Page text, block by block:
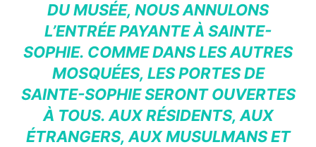
DU MUSÉE, NOUS ANNULONS
L’ENTRÉE PAYANTE À SAINTE-
SOPHIE. COMME DANS LES AUTRES
MOSQUÉES, LES PORTES DE
SAINTE-SOPHIE SERONT OUVERTES
À TOUS. AUX RÉSIDENTS, AUX
ÉTRANGERS, AUX MUSULMANS ET